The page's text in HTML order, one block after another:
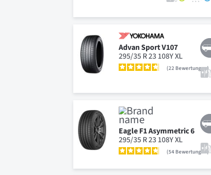
Advan Sport V107
295/35 R 23 108Y XL
22 Bewertungen
Eagle F1 Asymmetric 6
295/35 R 23 108Y XL
54 Bewertungen